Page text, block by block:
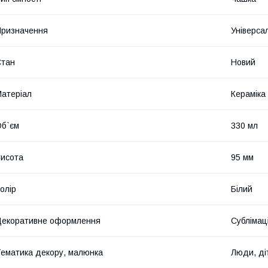
Новий
Кераміка
330 мл
95 мм
Білий
оформлення
декору, малюнка Люди,